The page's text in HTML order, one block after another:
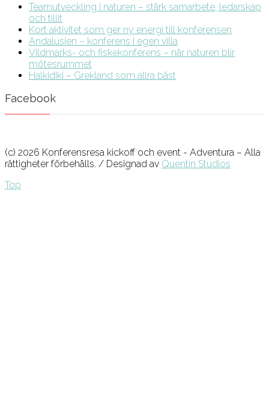
Teamutveckling i naturen – stärk samarbete, ledarskap
och tillit
Kort aktivitet som ger ny energi till konferensen
Andalusien – konferens i egen villa
Vildmarks- och fiskekonferens – när naturen blir
mötesrummet
Halkidiki – Grekland som allra bäst
Facebook
(c) 2026 Konferensresa kickoff och event - Adventura – Alla
rättigheter förbehålls. / Designad av Quentin Studios
Top